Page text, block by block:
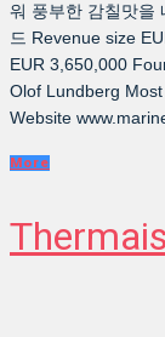
워 풍부한 감칠맛을
드 Revenue size
EUR 3,650,000
Olof Lundberg
Website
More